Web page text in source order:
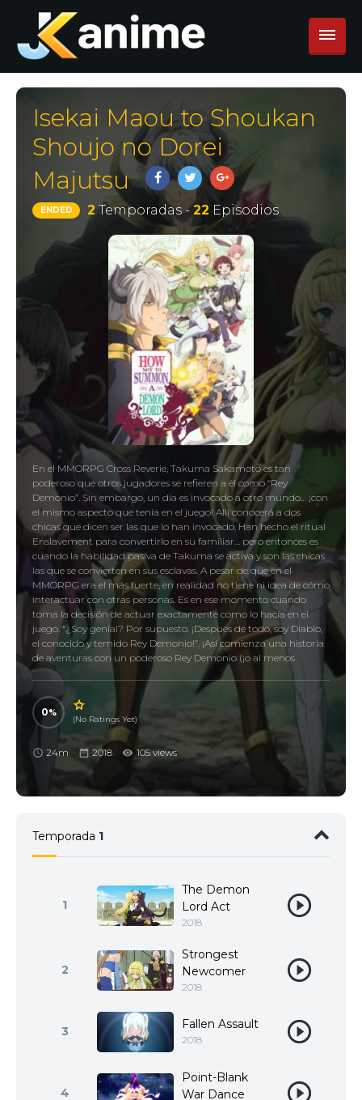
Isekai Maou to Shoukan
Shoujo no Dorei
Majutsu
ENDED 2Temporadas -22 Episodios
En el MMORPG Cross Reverie, Takuma Sakamoto es tan
poderoso que otros jugadores se refieren a él como “Rey
Demonio”. Sin embargo, un día es invocado a otro mundo… ¡con
el mismo aspecto que tenía en el juego! Allí conocerá a dos
chicas que dicen ser las que lo han invocado. Han hecho el ritual
Enslavement para convertirlo en su familiar… pero entonces es
cuando la habilidad pasiva de Takuma se activa y son las chicas
las que se convierten en sus esclavas. A pesar de que en el
MMORPG era el más fuerte, en realidad no tiene ni idea de cómo
interactuar con otras personas. Es en ese momento cuando
toma la decisión de actuar exactamente como lo hacía en el
juego. “¿Soy genial? Por supuesto. ¡Después de todo, soy Diablo,
el conocido y temido Rey Demonio!”. ¡Así comienza una historia
de aventuras con un poderoso Rey Demonio (¡o al menos
alguien que actúa como tal!) tomando otro mundo!
How Not to Summon a Demon Lord, 異世界魔王と召喚少女
の奴隷魔術
0
(No Ratings Yet)
24m 2018 105 views
Temporada 1
1
The Demon
Lord Act
2018
2
Strongest
Newcomer
2018
3 Fallen Assault
2018
4
Point-Blank
War Dance